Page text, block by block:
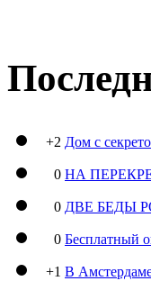
+2 Дом с
0 НА
0 ДВЕ БЕДЫ
0 Бесплатный
+1 В